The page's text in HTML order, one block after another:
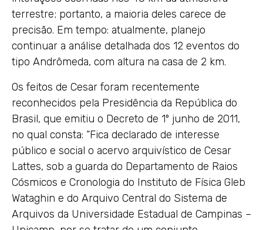
terrestre; portanto, a maioria deles carece de
precisão. Em tempo: atualmente, planejo
continuar a análise detalhada dos 12 eventos do
tipo Andrômeda, com altura na casa de 2 km.
Os feitos de Cesar foram recentemente
reconhecidos pela Presidência da República do
Brasil, que emitiu o Decreto de 1º junho de 2011,
no qual consta: “Fica declarado de interesse
público e social o acervo arquivístico de Cesar
Lattes, sob a guarda do Departamento de Raios
Cósmicos e Cronologia do Instituto de Física Gleb
Wataghin e do Arquivo Central do Sistema de
Arquivos da Universidade Estadual de Campinas –